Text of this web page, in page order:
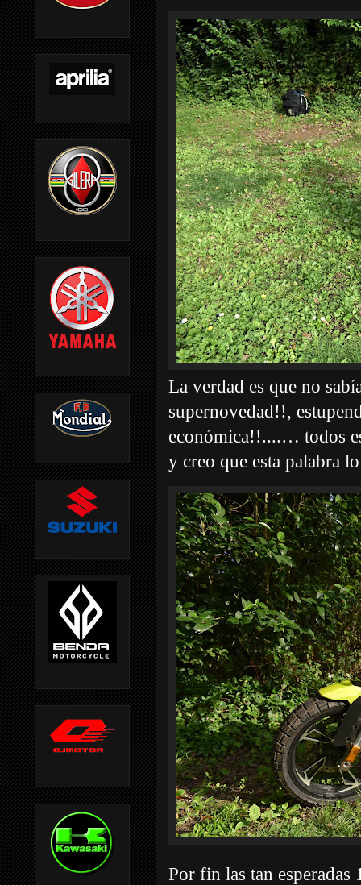
La verdad es que no
supernovedad!!,
económica!!....… todos
y creo que esta palabra
Por fin las tan